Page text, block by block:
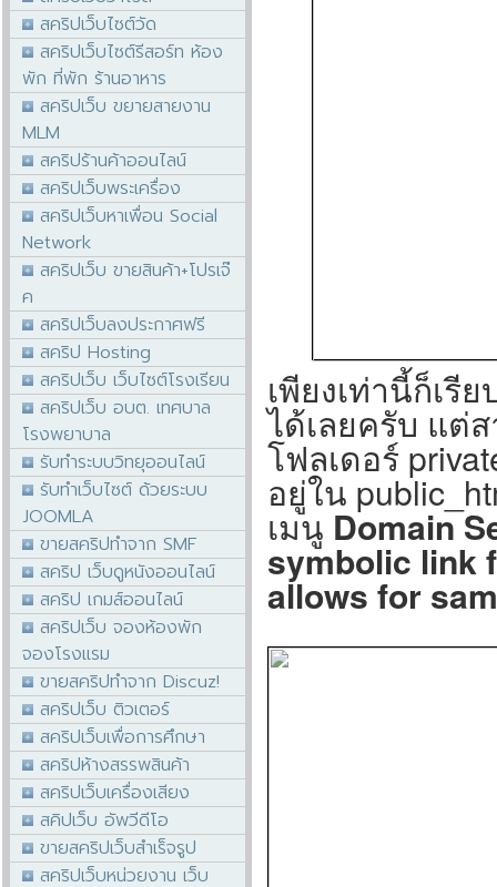
สคริปเว็บไซต์วัด
สคริปเว็บไซต์รีสอร์ท ห้อง
พัก ที่พัก ร้านอาหาร
สคริปเว็บ ขยายสายงาน
MLM
สคริปร้านค้าออนไลน์
สคริปเว็บพระเครื่อง
สคริปเว็บหาเพื่อน Social
Network
สคริปเว็บ ขายสินค้า+โปรเจ๊
ค
สคริปเว็บลงประกาศฟรี
สคริป Hosting
สคริปเว็บ เว็บไซต์โรงเรียน
สคริปเว็บ อบต. เทศบาล
โรงพยาบาล
รับทำระบบวิทยุออนไลน์
รับทำเว็บไซต์ ด้วยระบบ
JOOMLA
ขายสคริปทำจาก SMF
สคริป เว็บดูหนังออนไลน์
สคริป เกมส์ออนไลน์
สคริปเว็บ จองห้องพัก
จองโรงแรม
ขายสคริปทำจาก Discuz!
สคริปเว็บ ติวเตอร์
สคริปเว็บเพื่อการศึกษา
สคริปห้างสรรพสินค้า
สคริปเว็บเครื่องเสียง
สคิปเว็บ อัพวีดีโอ
ขายสคริปเว็บสำเร็จรูป
สคริปเว็บหน่วยงาน เว็บ
เพียงเท่านี้ก็เรี
ได้เลยครับ แต่
โฟลเดอร์
อยู่ใน
เมนู Domain
symbolic link
allows for